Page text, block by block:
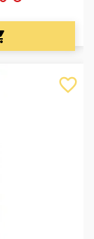
favorite_border